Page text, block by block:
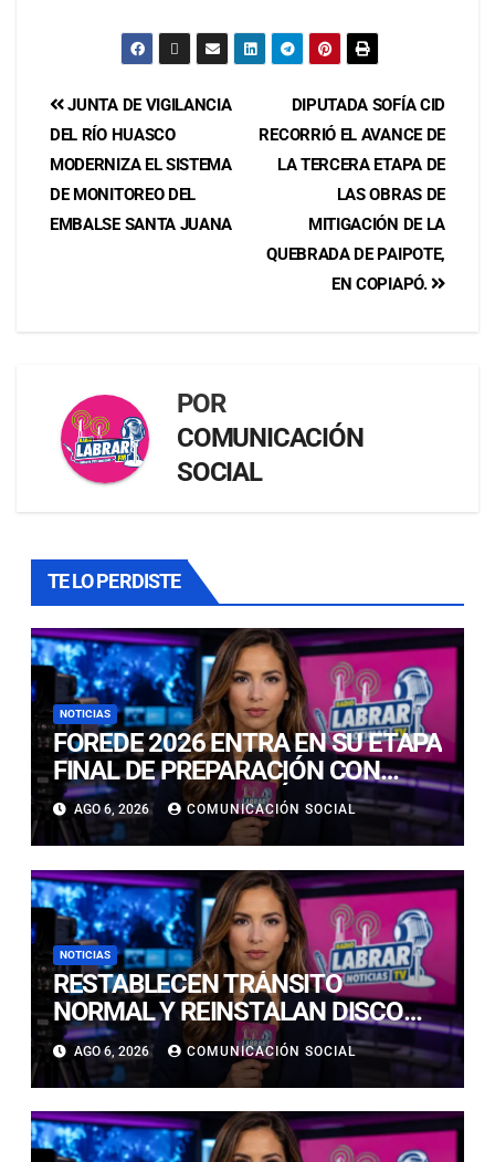
DIPUTADA SOFÍA CID
RECORRIÓ EL AVANCE DE
LA TERCERA ETAPA DE
LAS OBRAS DE
MITIGACIÓN DE LA
QUEBRADA DE PAIPOTE,
EN COPIAPÓ.
JUNTA DE VIGILANCIA
DEL RÍO HUASCO
MODERNIZA EL SISTEMA
DE MONITOREO DEL
EMBALSE SANTA JUANA
POR
COMUNICACIÓN
SOCIAL
TE LO PERDISTE
NOTICIAS
FOREDE 2026 ENTRA EN SU ETAPA
FINAL DE PREPARACIÓN CON
NUEVAS TECNOLOGÍAS DE
ACCESO Y OPORTUNIDADES PARA
ATACAMA
AGO 6, 2026 COMUNICACIÓN SOCIAL
NOTICIAS
RESTABLECEN TRÁNSITO
NORMAL Y REINSTALAN DISCO
“PARE” TRAS AVANCE DE OBRAS
EN CALLE LUIS FLORES CON JULIO
PRADO
AGO 6, 2026 COMUNICACIÓN SOCIAL